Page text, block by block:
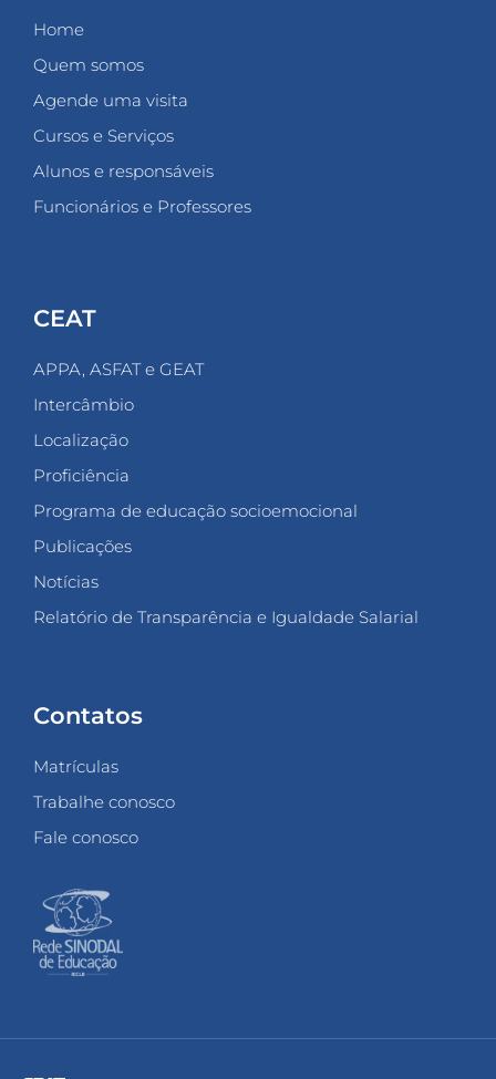
Home
Quem somos
Agende uma visita
Cursos e Serviços
Alunos e responsáveis
Funcionários e Professores
CEAT
APPA, ASFAT e GEAT
Intercâmbio
Localização
Proficiência
Programa de educação socioemocional
Publicações
Notícias
Relatório de Transparência e Igualdade Salarial
Contatos
Matrículas
Trabalhe conosco
Fale conosco